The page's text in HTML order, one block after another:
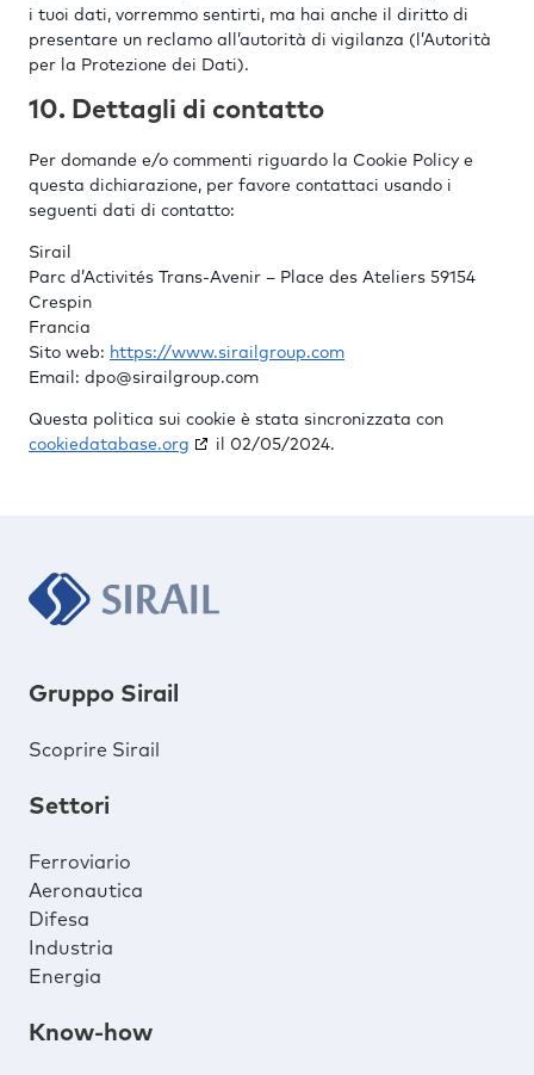
i tuoi dati, vorremmo sentirti, ma hai anche il diritto di
presentare un reclamo all’autorità di vigilanza (l’Autorità
per la Protezione dei Dati).
10. Dettagli di contatto
Per domande e/o commenti riguardo la Cookie Policy e
questa dichiarazione, per favore contattaci usando i
seguenti dati di contatto:
Sirail
Parc d’Activités Trans-Avenir – Place des Ateliers 59154
Crespin
Francia
Sito web: https://www.sirailgroup.com
Email: dpo@sirailgroup.com
Questa politica sui cookie è stata sincronizzata con
cookiedatabase.org
il 02/05/2024.
Gruppo Sirail
Scoprire Sirail
Settori
Ferroviario
Aeronautica
Difesa
Industria
Energia
Know-how